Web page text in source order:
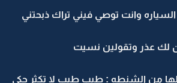
وانت توصي فيني تراك ذبحتني
لك عذر وتقولين نسيت
من الشنطه : طيب طيب لا تكثر حكي